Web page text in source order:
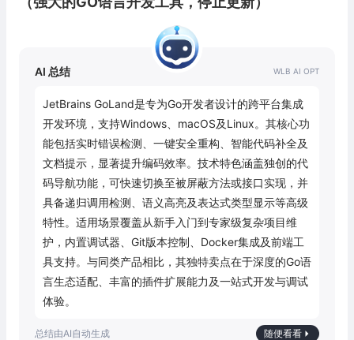
AI 总结
JetBrains GoLand是专为Go开发者设计的跨平台集成
开发环境，支持Windows、macOS及Linux。其核心功
能包括实时错误检测、一键安全重构、智能代码补全及
文档提示，显著提升编码效率。技术特色涵盖独创的代
码导航功能，可快速切换至被屏蔽方法或接口实现，并
具备递归调用检测、语义高亮及表达式类型显示等高级
特性。适用场景覆盖从新手入门到专家级复杂项目维
护，内置调试器、Git版本控制、Docker集成及前端工
具支持。与同类产品相比，其独特卖点在于深度的Go语
言生态适配、丰富的插件扩展能力及一站式开发与调试
体验。
随便看看